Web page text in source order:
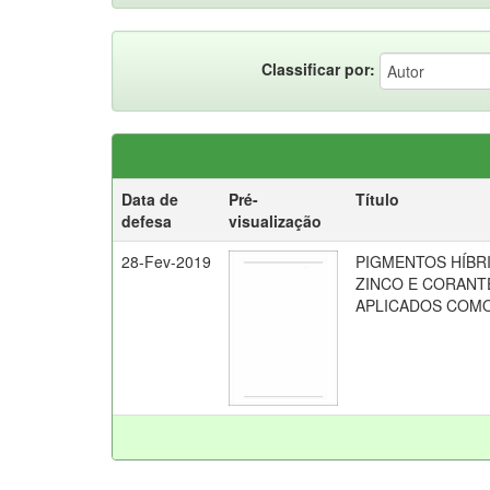
Classificar por:
Data de
defesa
Pré-
visualização
Título
28-Fev-2019
PIGMENTOS
ZINCO E
APLICADOS